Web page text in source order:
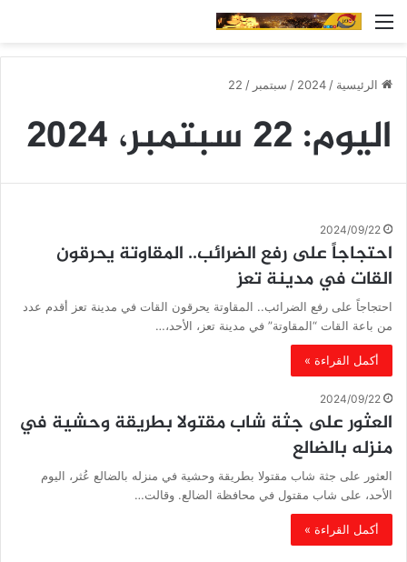
القائمة
الرئيسية /
2024
/ سبتمبر /
22
اليوم: 22 سبتمبر، 2024
2024/09/22
احتجاجاً على رفع الضرائب.. المقاوتة يحرقون
القات في مدينة تعز
احتجاجاً على رفع الضرائب.. المقاوتة يحرقون القات في مدينة تعز أقدم عدد
من باعة القات “المقاوتة” في مدينة تعز، الأحد،…
أكمل القراءة »
2024/09/22
العثور على جثة شاب مقتولا بطريقة وحشية في
منزله بالضالع
العثور على جثة شاب مقتولا بطريقة وحشية في منزله بالضالع عُثر، اليوم
الأحد، على شاب مقتول في محافظة الضالع. وقالت…
أكمل القراءة »